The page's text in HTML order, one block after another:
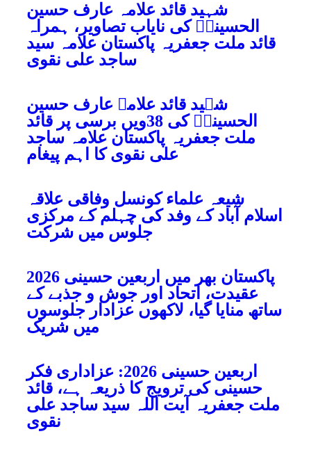
شہید قائد علامہ عارف حسین
الحسینیؒ کی نایاب تصاویر، ہمراہ
قائد ملت جعفریہ پاکستان علامہ سید
ساجد علی نقوی
شہید قائد علامہ عارف حسین
الحسینیؒ کی 38ویں برسی پر قائد
ملت جعفریہ پاکستان علامہ ساجد
علی نقوی کا اہم پیغام
شیعہ علماء کونسل وفاقی علاقہ
اسلام آباد کے وفد کی چہلم کے مرکزی
جلوس میں شرکت
پاکستان بھر میں اربعین حسینی 2026
عقیدت، اتحاد اور جوش و جذبے کے
ساتھ منایا گیا، لاکھوں عزادار جلوسوں
میں شریک
اربعین حسینی 2026: عزاداری فکر
حسینی کی ترویج کا ذریعہ ہے، قائد
ملت جعفریہ آیت اللہ سید ساجد علی
نقوی